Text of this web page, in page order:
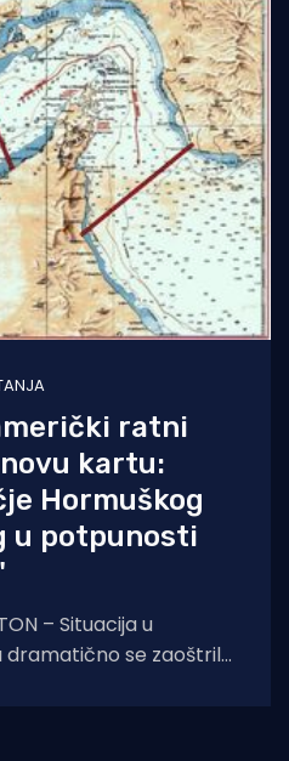
ratni
kartu:
Hormuškog
u potpunosti
– Situacija u
se zaoštrila